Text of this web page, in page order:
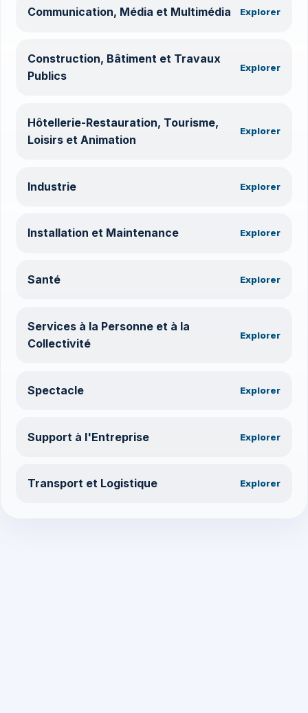
Communication, Média et Multimédia Explorer
Construction, Bâtiment et Travaux
Publics
Explorer
Hôtellerie-Restauration, Tourisme,
Loisirs et Animation
Explorer
Industrie Explorer
Installation et Maintenance Explorer
Santé Explorer
Services à la Personne et à la
Collectivité
Explorer
Spectacle Explorer
Support à l'Entreprise Explorer
Transport et Logistique Explorer